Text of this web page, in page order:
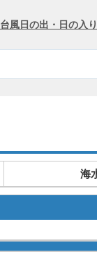
台風日の出・日の入り
海